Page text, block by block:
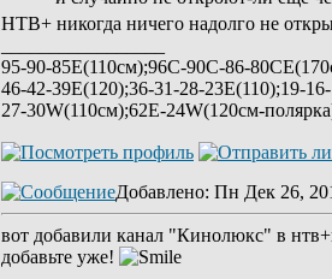
НТВ+ никогда ничего надолго не
95-90-85Е(110см);96C-90C-86-
46-42-39E(120);36-31-28-23E(110);19-
27-30W(110см);62E-24W(120см-
Добавлено: Пн Дек 26,
вот добавили канал "Кинолюкс" в
добавьте уже!